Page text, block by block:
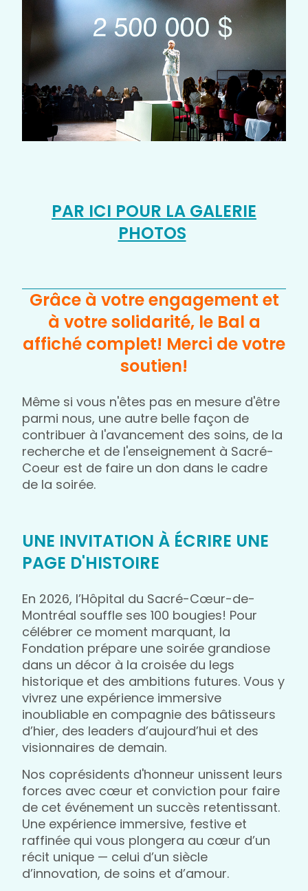
PAR ICI POUR LA GALERIE
PHOTOS
Grâce à votre engagement et
à votre solidarité, le Bal a
affiché complet! Merci de votre
soutien!
Même si vous n'êtes pas en mesure d'être
parmi nous, une autre belle façon de
contribuer à l'avancement des soins, de la
recherche et de l'enseignement à Sacré-
Coeur est de faire un don dans le cadre
de la soirée.
UNE INVITATION À ÉCRIRE UNE
PAGE D'HISTOIRE
En 2026, l’Hôpital du Sacré-Cœur-de-
Montréal souffle ses 100 bougies! Pour
célébrer ce moment marquant, la
Fondation prépare une soirée grandiose
dans un décor à la croisée du legs
historique et des ambitions futures. Vous y
vivrez une expérience immersive
inoubliable en compagnie des bâtisseurs
d’hier, des leaders d’aujourd’hui et des
visionnaires de demain.
Nos coprésidents d'honneur unissent leurs
forces avec cœur et conviction pour faire
de cet événement un succès retentissant.
Une expérience immersive, festive et
raffinée qui vous plongera au cœur d’un
récit unique — celui d’un siècle
d’innovation, de soins et d’amour.